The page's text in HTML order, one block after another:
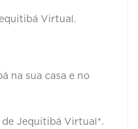
Virtual.
na sua casa e no
de Jequitibá Virtual*.